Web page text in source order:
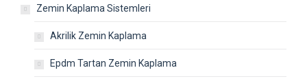
Zemin Kaplama Sistemleri
Akrilik Zemin Kaplama
Epdm Tartan Zemin Kaplama